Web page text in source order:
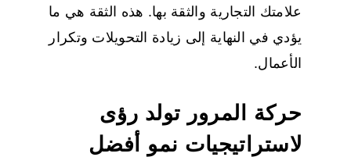
علامتك التجارية والثقة بها. هذه الثقة هي ما
يؤدي في النهاية إلى زيادة التحويلات وتكرار
الأعمال.
حركة المرور تولد رؤى
لاستراتيجيات نمو أفضل